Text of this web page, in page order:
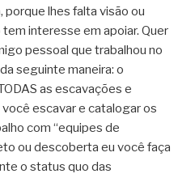
lhes falta visão ou
interesse em apoiar. Quer
pessoal que trabalhou no
seguinte maneira: o
as escavações e
escavar e catalogar os
com “equipes de
ou descoberta eu você faça
o status quo das